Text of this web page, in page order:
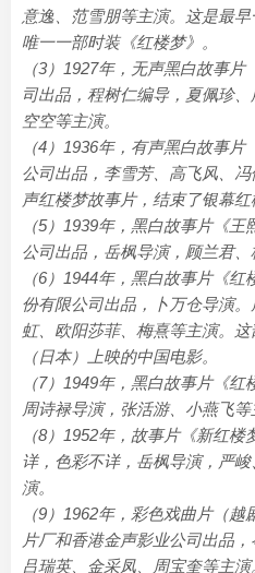
意逸、范雪朋等主演。这是最
唯一一部时装《红楼梦》。
（3）1927年，无声黑白故事
司出品，程树仁编导，夏佩珍
空空等主演。
（4）1936年，有声黑白故事
公司出品，李雪芳、高飞风、
声红楼梦故事片，结束了银幕红
（5）1939年，黑白故事片《
公司出品，岳枫导演，顾兰君、
（6）1944年，黑白故事片《
份有限公司出品，卜万仓导演
虹、欧阳莎菲、梅熹等主演。
（日本）上映的中国电影。
（7）1949年，黑白故事片《红
周诗禄导演，张活游、小燕飞等
（8）1952年，故事片《新红
详，色彩不详，岳枫导演，严
演。
（9）1962年，彩色戏曲片（
片厂和香港金声影业公司出品
吕瑞英、金采凤、周宝奎等主